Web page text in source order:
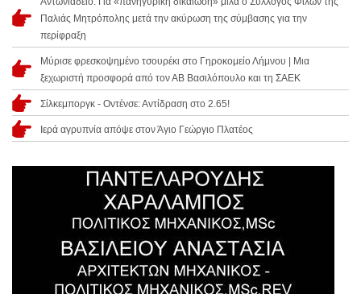
Παλιάς Μητρόπολης μετά την ακύρωση της σύμβασης για την
περίφραξη
Μύρισε φρεσκοψημένο τσουρέκι στο Γηροκομείο Λήμνου | Μια
ξεχωριστή προσφορά από τον ΑΒ Βασιλόπουλο και τη ΣΑΕΚ
Σίλκεμποργκ - Οντένσε: Αντίδραση στο 2.65!
Ιερά αγρυπνία απόψε στον Άγιο Γεώργιο Πλατέος